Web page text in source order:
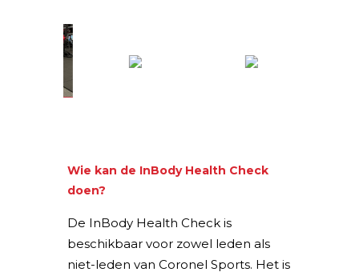
Wie kan de InBody Health Check
doen?
De InBody Health Check is
beschikbaar voor zowel leden als
niet-leden van Coronel Sports. Het is